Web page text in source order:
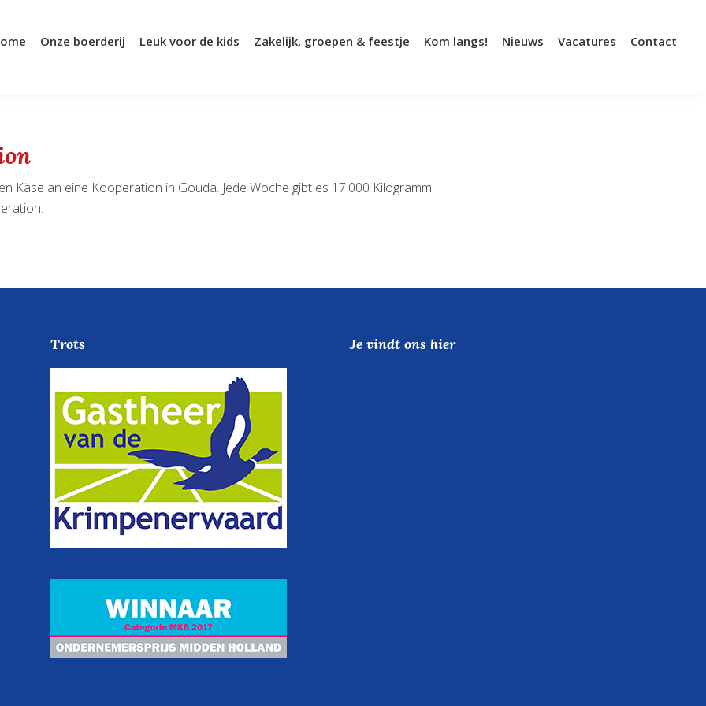
Onze boerderij Leuk voor de kids Zakelijk, groepen & feestje Kom langs! Nieuws Vacatures Contact
Käse an eine Kooperation in Gouda. Jede Woche gibt es 17.000 Kilogramm
Trots Je vindt ons hier